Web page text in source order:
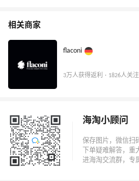
相关商家
flaconi
3万人获得返利 · 1826人关注
海淘小顾问